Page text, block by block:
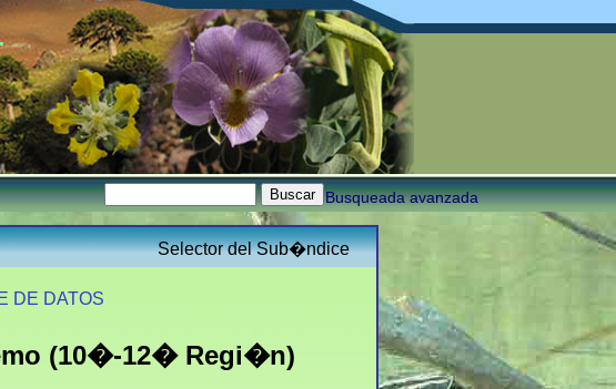
Busqueada avanzada
Selector del Sub�ndice
DE DATOS
(10�-12� Regi�n)